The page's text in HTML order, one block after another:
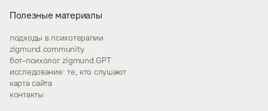
Полезные материалы
подходы в психотерапии
zigmund.community
бот-психолог zigmund.GPT
исследование: те, кто слушают
карта сайта
контакты